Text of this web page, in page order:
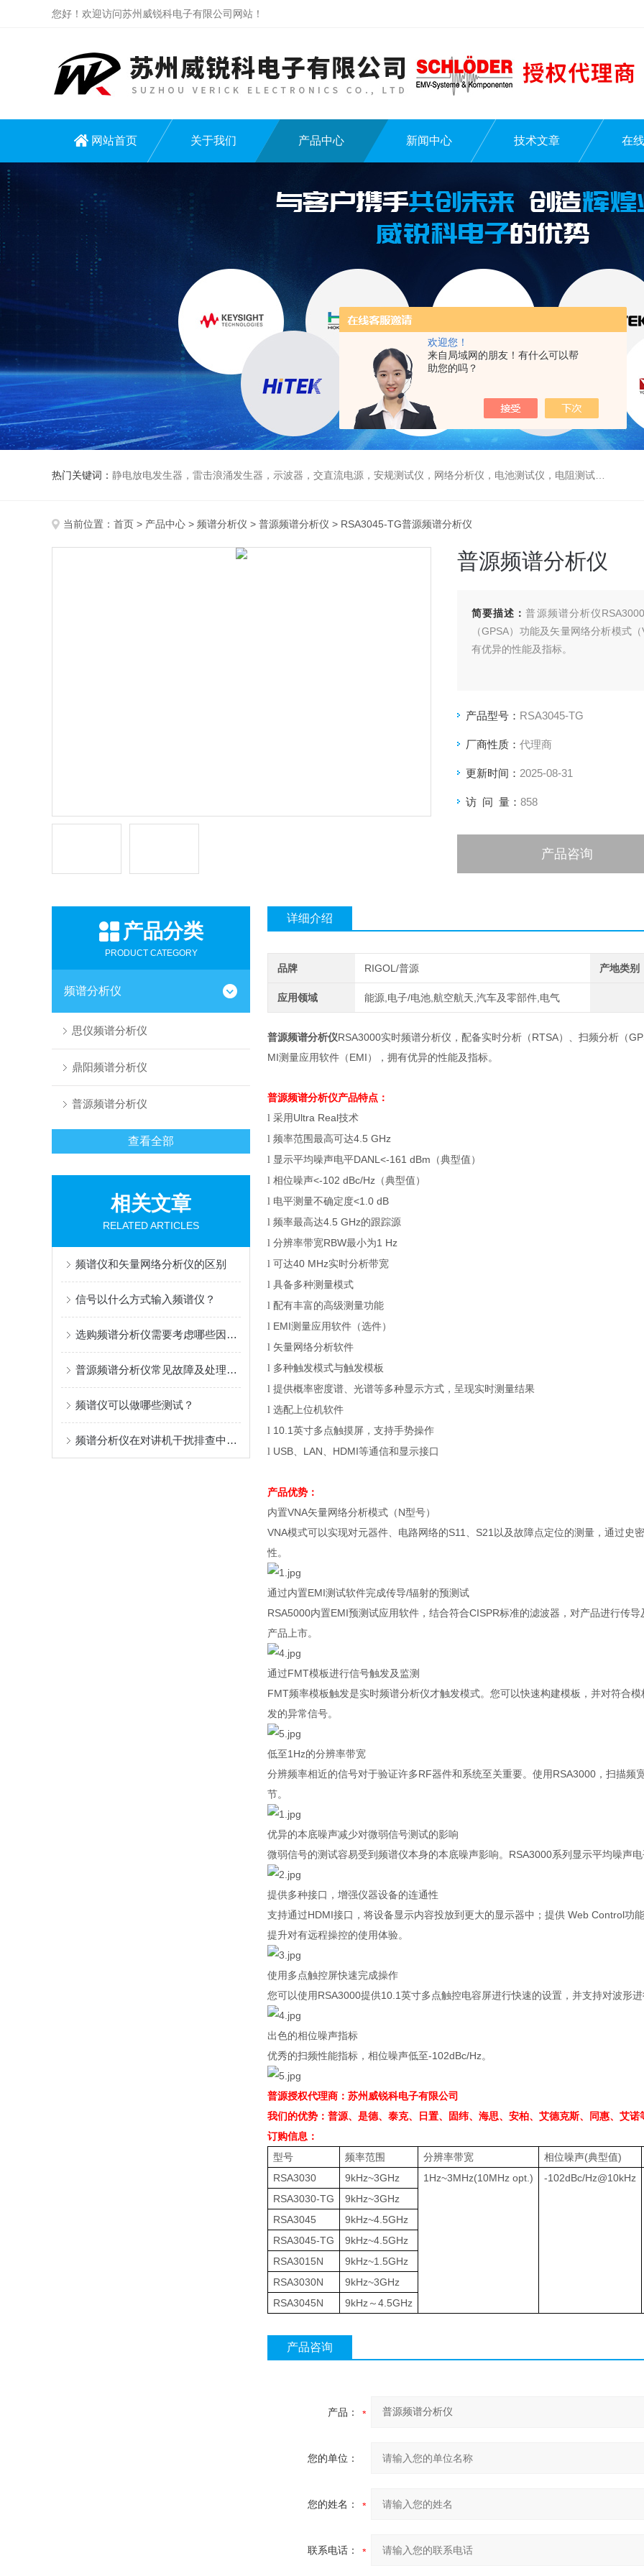
欢迎您！
来自局域网的朋友！有什么可以帮
助您的吗？
您好！欢迎访问苏州威锐科电子有限公司网站！
网站首页 关于我们 产品中心 新闻中心 技术文章 在
热门关键词： 静电放电发生器，雷击浪涌发生器，示波器，交直流电源，安规测试仪，网络分析仪，电池测试仪，电阻测试仪，数据采集仪
当前位置： 首页 > 产品中心 > 频谱分析仪 > 普源频谱分析仪 > RSA3045-TG普源频谱分析仪
普源频谱分析仪
简要描述：普源频谱分析仪
（GPSA）功能及矢量网络分析模式
有优异的性能及指标。
产品型号： RSA3045-TG
厂商性质： 代理商
更新时间： 2025-08-31
访 问 量： 858
产品咨询
产品分类
PRODUCT CATEGORY
频谱分析仪
思仪频谱分析仪
鼎阳频谱分析仪
普源频谱分析仪
查看全部
相关文章
RELATED ARTICLES
频谱仪和矢量网络分析仪的区别
信号以什么方式输入频谱仪？
选购频谱分析仪需要考虑哪些因素？
普源频谱分析仪常见故障及处理方法
频谱仪可以做哪些测试？
频谱分析仪在对讲机干扰排查中的应用指南
详细介绍
品牌 RIGOL/普源 产地类别
应用领域 能源,电子/电池,航空航天,汽车及零部件,电气
普源频谱分析仪RSA3000实时频谱分析仪，配备实时分析（RTSA）、扫频分析（
MI测量应用软件（EMI），拥有优异的性能及指标。
普源频谱分析仪产品特点：
l 采用Ultra Real技术
l 频率范围最高可达4.5 GHz
l 显示平均噪声电平DANL<-161 dBm （典型值）
l 相位噪声<-102 dBc/Hz （典型值）
l 电平测量不确定度<1.0 dB
l 频率最高达4.5 GHz的跟踪源
l 分辨率带宽RBW最小为1 Hz
l 可达40 MHz实时分析带宽
l 具备多种测量模式
l 配有丰富的高级测量功能
l EMI测量应用软件（选件）
l 矢量网络分析软件
l 多种触发模式与触发模板
l 提供概率密度谱、光谱等多种显示方式，呈现实时测量结果
l 选配上位机软件
l 10.1英寸多点触摸屏，支持手势操作
l USB LAN HDMI等通信和显示接口
产品优势：
内置VNA矢量网络分析模式（N型号）
VNA模式可以实现对元器件、电路网络的S11 S21 以及故障点定位的测量，通过史
性。
通过内置EMI测试软件完成传导/辐射的预测试
RSA5000内置EMI预测试应用软件，结合符合CISPR标准的滤波器，对产品进行传
产品上市。
通过FMT模板进行信号触发及监测
FMT频率模板触发是实时频谱分析仪才触发模式。您可以快速构建模板，并对符合
发的异常信号。
低至1Hz的分辨率带宽
分辨频率相近的信号对于验证许多RF器件和系统至关重要。使用RSA3000 ，扫描频
节。
优异的本底噪声减少对微弱信号测试的影响
微弱信号的测试容易受到频谱仪本身的本底噪声影响。 RSA3000系列显示平均噪声
提供多种接口，增强仪器设备的连通性
支持通过HDMI接口，将设备显示内容投放到更大的显示器中；提供 Web Control功
提升对有远程操控的使用体验。
使用多点触控屏快速完成操作
您可以使用RSA3000提供10.1英寸多点触控电容屏进行快速的设置，并支持对波形
出色的相位噪声指标
优秀的扫频性能指标，相位噪声低至-102dBc/Hz。
普源授权代理商：苏州威锐科电子有限公司
我们的优势：普源、是德、泰克、日置、固纬、海思、安柏、艾德克斯、同惠、艾诺
订购信息：
型号
频率范围 分辨率带宽 相位噪声(典型值)
RSA3030
9kHz~3GHz 1Hz~3MHz(10MHz opt.)
-102dBc/Hz@10kHz
RSA3030-TG
9kHz~3GHz
RSA3045
9kHz~4.5GHz
RSA3045-TG
9kHz~4.5GHz
RSA3015N
9kHz~1.5GHz
RSA3030N
9kHz~3GHz
RSA3045N
9kHz～4.5GHz
产品咨询
产品：
您的单位：
您的姓名：
联系电话：